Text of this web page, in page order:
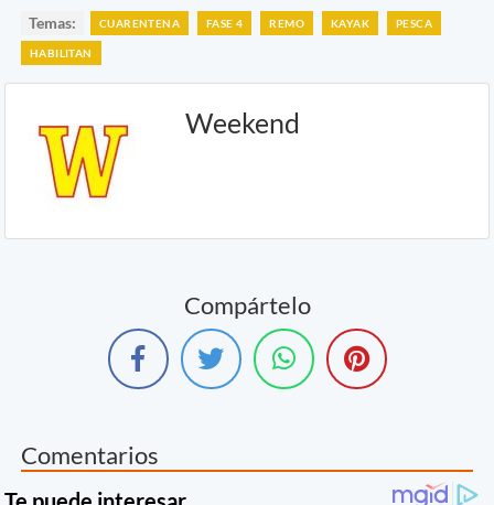
Temas: CUARENTENA FASE 4 REMO KAYAK PESCA
HABILITAN
Weekend
Compártelo
Comentarios